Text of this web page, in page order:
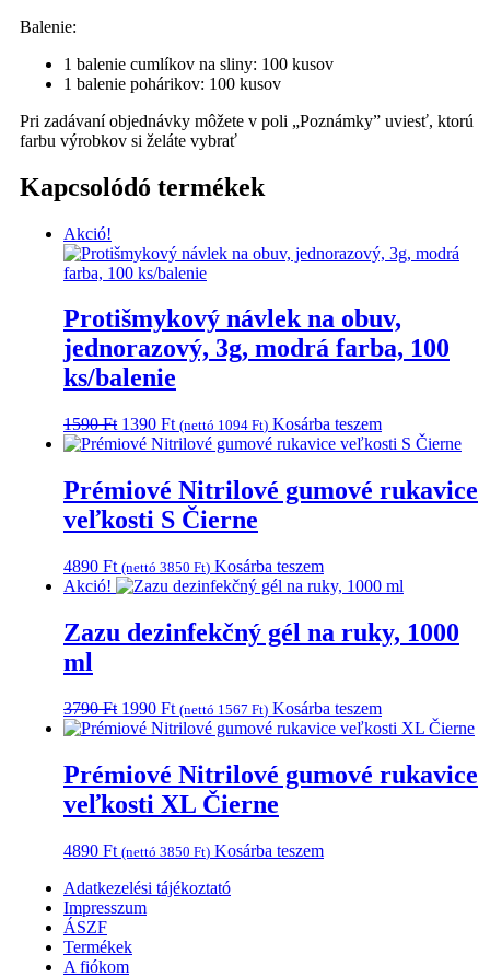
Balenie:
1 balenie cumlíkov na sliny: 100 kusov
1 balenie pohárikov: 100 kusov
Pri zadávaní objednávky môžete v poli „Poznámky” uviesť, ktorú
farbu výrobkov si želáte vybrať
Kapcsolódó termékek
Akció!
Protišmykový návlek na obuv,
jednorazový, 3g, modrá farba, 100
ks/balenie
1590Ft Original
price
1590 Ft.
1390 FtCurrent
price
1390 Ft.
(nettó 1094 Ft) Kosárba teszem
Prémiové Nitrilové gumové rukavice
veľkosti S Čierne
4890 Ft (nettó 3850 Ft) Kosárba teszem
Akció!
Zazu dezinfekčný gél na ruky, 1000
ml
3790Ft Original
price
3790 Ft.
1990 FtCurrent
price
1990 Ft.
(nettó 1567 Ft) Kosárba teszem
Prémiové Nitrilové gumové rukavice
veľkosti XL Čierne
4890 Ft (nettó 3850 Ft) Kosárba teszem
Adatkezelési tájékoztató
Impresszum
ÁSZF
Termékek
A fiókom